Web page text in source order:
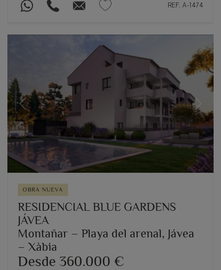
REF. A-1474
Previous Next
OBRA NUEVA
RESIDENCIAL BLUE GARDENS
JÁVEA
Montañar – Playa del arenal, Jávea
– Xàbia
Desde 360.000 €